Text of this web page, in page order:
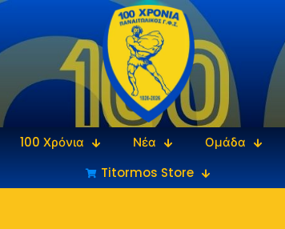
100 Χρόνια Νέα Ομάδα
Titormos Store